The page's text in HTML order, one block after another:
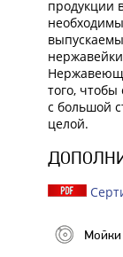
продукции
того,
с большой
целой.
Мойки